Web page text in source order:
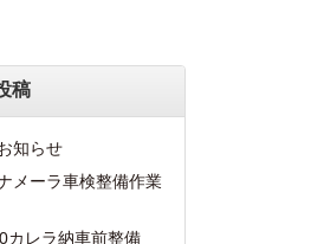
稿
知らせ
メーラ車検整備作業
カレラ納車前整備